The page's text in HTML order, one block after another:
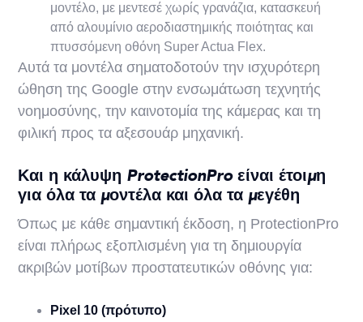
μοντέλο, με μεντεσέ χωρίς γρανάζια, κατασκευή
από αλουμίνιο αεροδιαστημικής ποιότητας και
πτυσσόμενη οθόνη Super Actua Flex.
Αυτά τα μοντέλα σηματοδοτούν την ισχυρότερη
ώθηση της Google στην ενσωμάτωση τεχνητής
νοημοσύνης, την καινοτομία της κάμερας και τη
φιλική προς τα αξεσουάρ μηχανική.
Και η κάλυψη ProtectionPro είναι έτοιμη
για όλα τα μοντέλα και όλα τα μεγέθη
Όπως με κάθε σημαντική έκδοση, η ProtectionPro
είναι πλήρως εξοπλισμένη για τη δημιουργία
ακριβών μοτίβων προστατευτικών οθόνης για:
Pixel 10 (πρότυπο)